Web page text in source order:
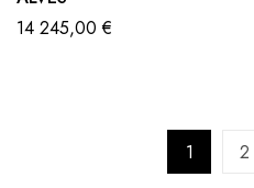
14 245,00€
1 2